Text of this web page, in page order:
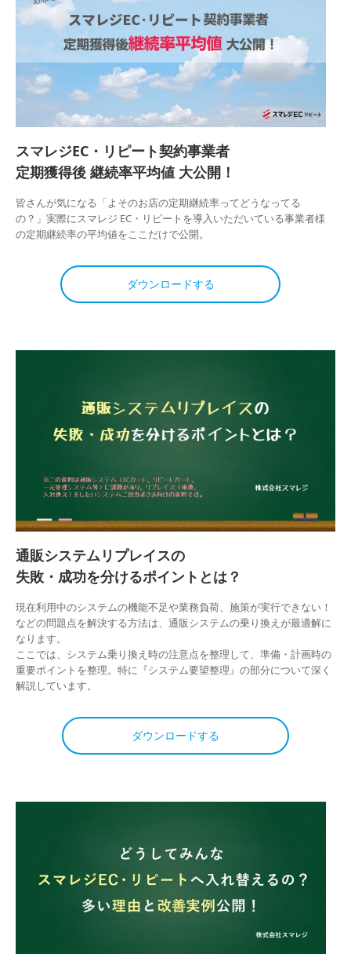
スマレジEC・リピート契約事業者
定期獲得後 継続率平均値 大公開！
皆さんが気になる「よそのお店の定期継続率ってどうなってる
の？」実際にスマレジ EC・リピートを導入いただいている事業者様
の定期継続率の平均値をここだけで公開。
ダウンロードする
通販システムリプレイスの
失敗・成功を分けるポイントとは？
現在利用中のシステムの機能不足や業務負荷、施策が実行できない！
などの問題点を解決する方法は、通販システムの乗り換えが最適解に
なります。
ここでは、システム乗り換え時の注意点を整理して、準備・計画時の
重要ポイントを整理。特に『システム要望整理』の部分について深く
解説しています。
ダウンロードする